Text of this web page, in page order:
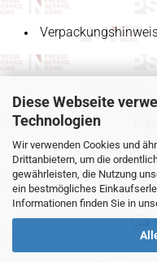
Diese Webseite
Technologien
Wir verwenden Cookies und
Drittanbietern, um die
gewährleisten, die Nutzung
ein bestmögliches
Informationen finden Sie in